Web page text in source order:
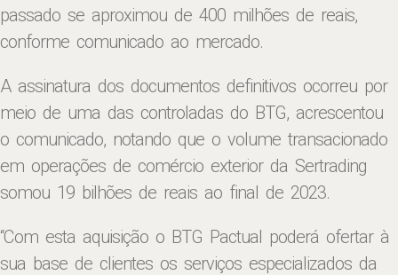
passado se aproximou de 400 milhões de reais,
conforme comunicado ao mercado.
A assinatura dos documentos definitivos ocorreu por
meio de uma das controladas do BTG, acrescentou
o comunicado, notando que o volume transacionado
em operações de comércio exterior da Sertrading
somou 19 bilhões de reais ao final de 2023.
“Com esta aquisição o BTG Pactual poderá ofertar à
sua base de clientes os serviços especializados da